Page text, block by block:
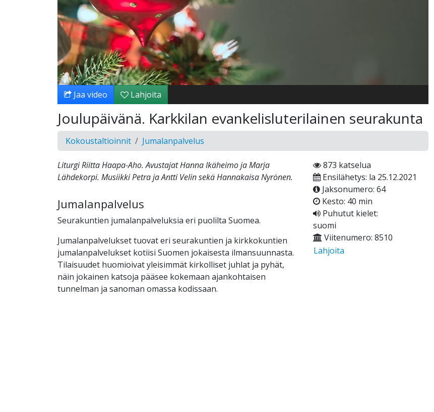
Jaa video Lahjoita
Joulupäivänä. Karkkilan evankelisluterilainen seurakunta
Kokoustaltioinnit Jumalanpalvelus
Liturgi Riitta Haapa-Aho. Avustajat Hanna Ikäheimo ja Marja
Lähdekorpi. Musiikki Petra ja Antti Velin sekä Hannakaisa Nyrönen.
Jumalanpalvelus
Seurakuntien jumalanpalveluksia eri puolilta Suomea.
Jumalanpalvelukset tuovat eri seurakuntien ja kirkkokuntien
jumalanpalvelukset kotiisi Suomen jokaisesta ilmansuunnasta.
Tilaisuudet huomioivat yleisimmät kirkolliset juhlat ja pyhät,
näin jokainen katsoja pääsee kokemaan ajankohtaisen
tunnelman ja sanoman omassa kodissaan.
873 katselua
Ensilähetys: la 25.12.2021
Jaksonumero: 64
Kesto: 40 min
Puhutut kielet:
suomi
Viitenumero: 8510
Lahjoita